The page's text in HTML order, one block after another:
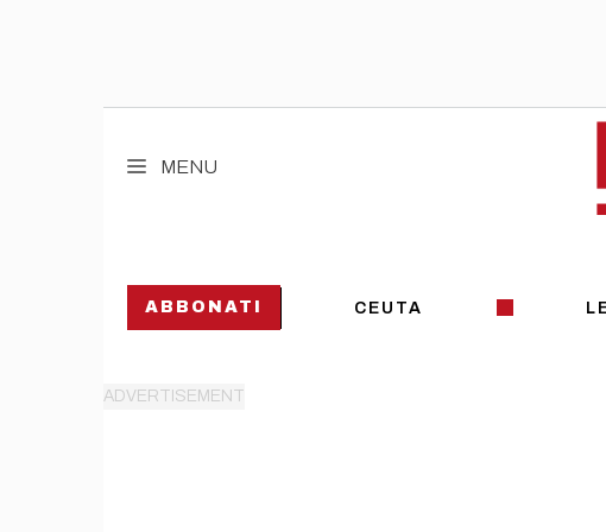
MENU
ABBONATI CEUTA